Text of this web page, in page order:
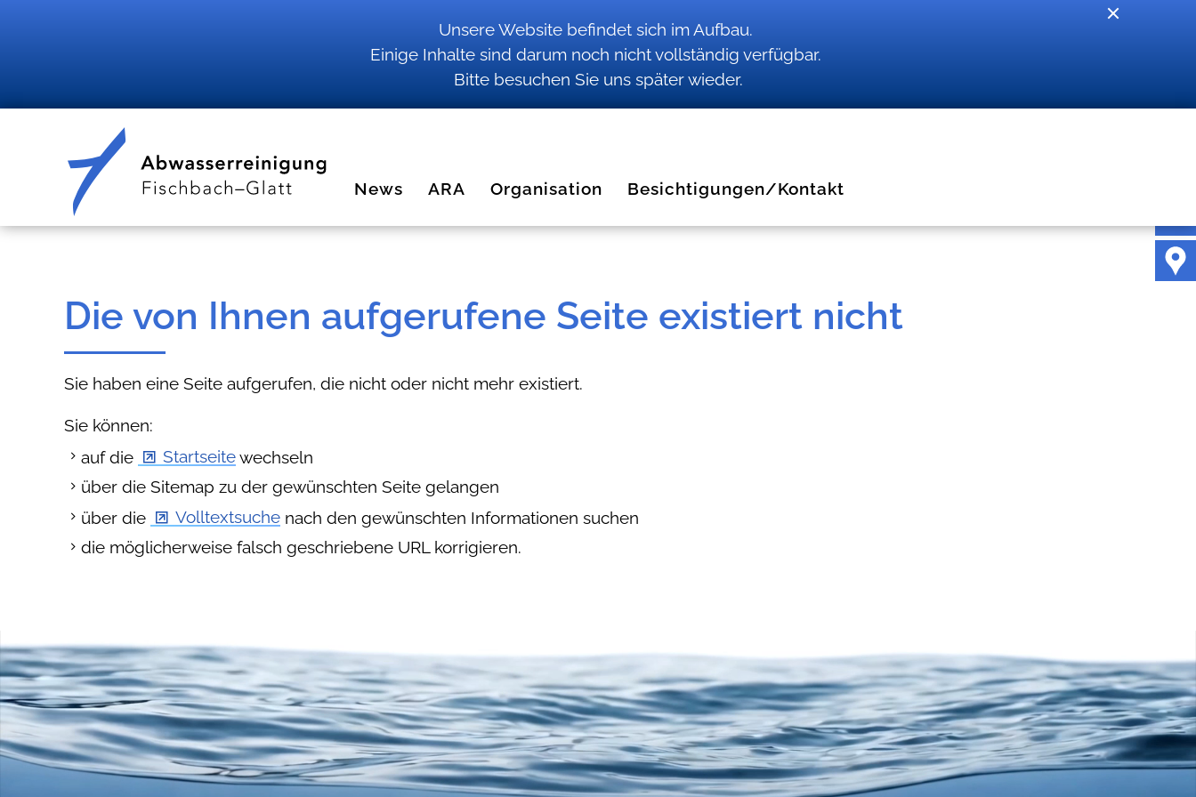
Unsere Website befindet sich im Aufbau.
Einige Inhalte sind darum noch nicht vollständig verfügbar.
Bitte besuchen Sie uns später wieder.
News ARA Organisation Besichtigungen/Kontakt
Die von Ihnen aufgerufene Seite existiert nicht
Sie haben eine Seite aufgerufen, die nicht oder nicht mehr existiert.
Sie können:
auf die
Startseitewechseln
über die Sitemap zu der gewünschten Seite gelangen
über die
Volltextsuche nach den gewünschten Informationen suchen
die möglicherweise falsch geschriebene URL korrigieren.